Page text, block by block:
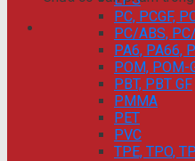
PC, PCGF,
PC/ABS,
PA6, PA66,
POM, POM-
PBT, PBT GF
PMMA
PET
PVC
TPE, TPO,